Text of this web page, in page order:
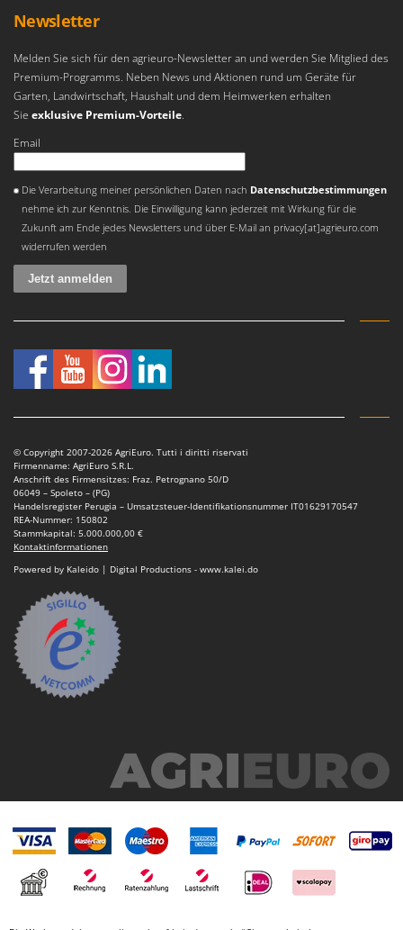
Newsletter
Melden Sie sich für den agrieuro-Newsletter an und werden Sie Mitglied des
Premium-Programms. Neben News und Aktionen rund um Geräte für
Garten, Landwirtschaft, Haushalt und dem Heimwerken erhalten
Sie exklusive Premium-Vorteile.
Email
Die Verarbeitung meiner persönlichen Daten nach Datenschutzbestimmungen
nehme ich zur Kenntnis. Die Einwilligung kann jederzeit mit Wirkung für die
Zukunft am Ende jedes Newsletters und über E-Mail an privacy[at]agrieuro.com
widerrufen werden
© Copyright 2007-2026 AgriEuro. Tutti i diritti riservati
Firmenname: AgriEuro S.R.L.
Anschrift des Firmensitzes: Fraz. Petrognano 50/D
06049 – Spoleto – (PG)
Handelsregister Perugia – Umsatzsteuer-Identifikationsnummer IT01629170547
REA-Nummer: 150802
Stammkapital: 5.000.000,00 €
Kontaktinformationen
Powered by Kaleido | Digital Productions - www.kalei.do